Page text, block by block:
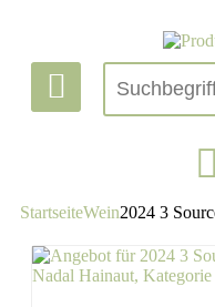
StartseiteWein2024 3